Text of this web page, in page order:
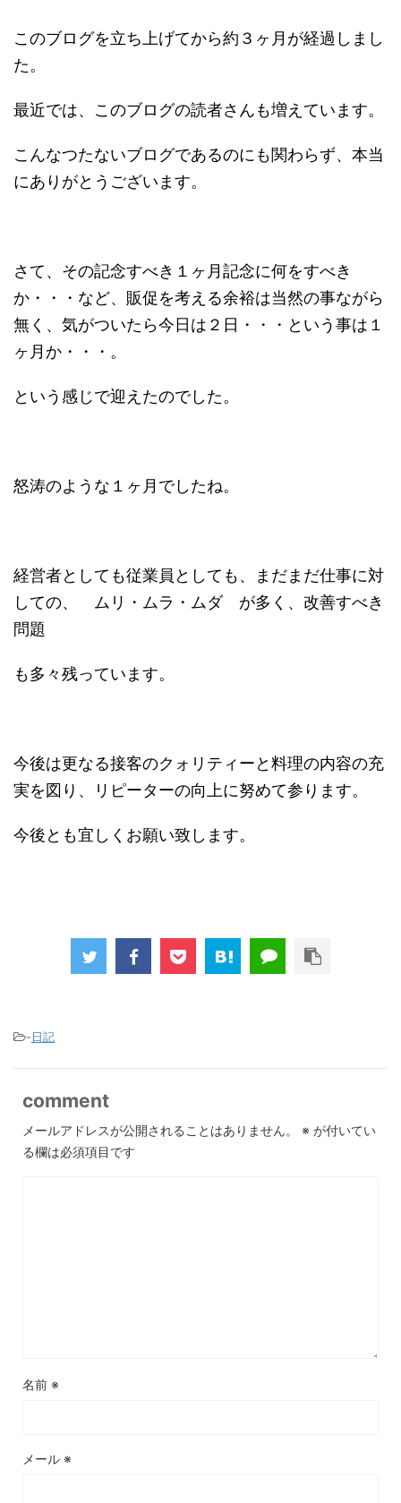
このブログを立ち上げてから約３ヶ月が経過しまし
た。
最近では、このブログの読者さんも増えています。
こんなつたないブログであるのにも関わらず、本当
にありがとうございます。
さて、その記念すべき１ヶ月記念に何をすべき
か・・・など、販促を考える余裕は当然の事ながら
無く、気がついたら今日は２日・・・という事は１
ヶ月か・・・。
という感じで迎えたのでした。
怒涛のような１ヶ月でしたね。
経営者としても従業員としても、まだまだ仕事に対
しての、 ムリ・ムラ・ムダ が多く、改善すべき
問題
も多々残っています。
今後は更なる接客のクォリティーと料理の内容の充
実を図り、リピーターの向上に努めて参ります。
今後とも宜しくお願い致します。
-日記
comment
メールアドレスが公開されることはありません。 ※ が付いてい
る欄は必須項目です
名前 ※
メール ※